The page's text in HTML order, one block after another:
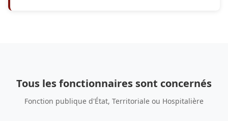
Tous les fonctionnaires sont concernés
Fonction publique d'État, Territoriale ou Hospitalière